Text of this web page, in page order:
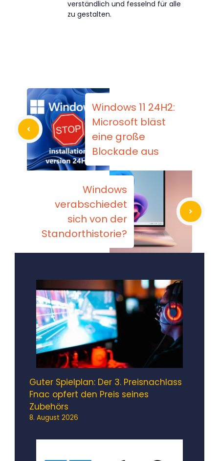
verständlich und fesselnd für alle
zu gestalten.
Windows 11 24H2:
Microsoft bläst
eine große
Blockade aus
Windows
verabschiedet
sich von der
Standorthistorie?
Guter Spielplan: Der 3. Preisnachlass
Fnac opfert den Preis seines
Zubehörs
8. August 2026